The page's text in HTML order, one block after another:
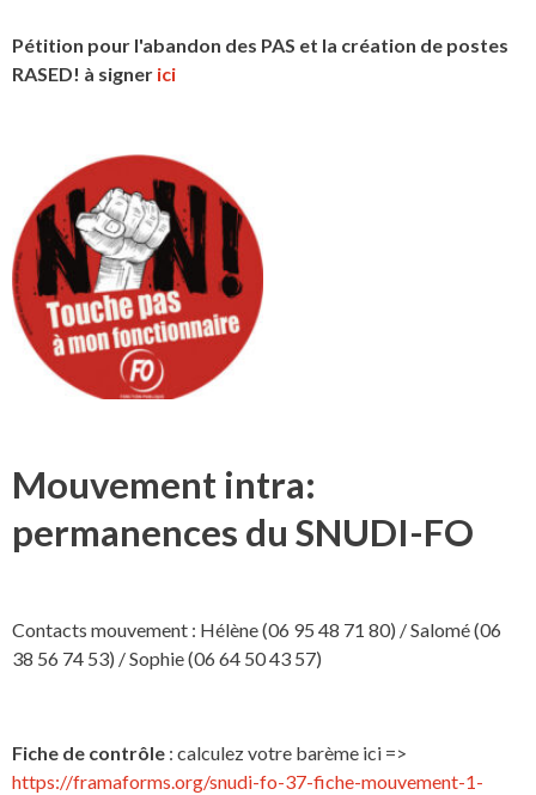
Pétition pour l'abandon des PAS et la création de postes
RASED! à signer ici
Mouvement intra:
permanences du SNUDI-FO
Contacts mouvement : Hélène (06 95 48 71 80) / Salomé (06
38 56 74 53) / Sophie (06 64 50 43 57)
Fiche de contrôle : calculez votre barème ici =>
https://framaforms.org/snudi-fo-37-fiche-mouvement-1-